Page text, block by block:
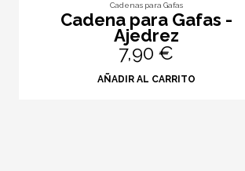
Cadenas para Gafas
Cadena para Gafas -
Ajedrez
7,90 €
AÑADIR AL CARRITO